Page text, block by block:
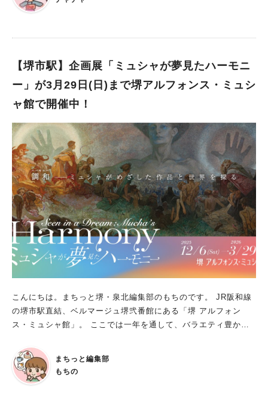
日(日)、23日(月祝)、28日(土)） 場所：浜寺公園 ばら庭園 時
と足早く春の気配を運んでくれていますよ。 梅の季節を満喫し
庭園”。 今だけ、梅の花を楽しむことができます！ ぜひ、梅の花
を愛でて、春の訪れを感じてみてはいかがでしょうか？ ※画像
【堺市駅】企画展「ミュシャが夢見たハーモニ
ー」が3月29日(日)まで堺アルフォンス・ミュシ
ャ館で開催中！
こんにちは。まちっと堺・泉北編集部のもちのです。 JR阪和線
の堺市駅直結、ベルマージュ堺弐番館にある「堺 アルフォン
ス・ミュシャ館」。 ここでは一年を通して、バラエティ豊かな
展をご紹介しますよ！ 企画展「ミュシャが夢見たハーモニー」
期間：2025年12月6日(土) 〜 2026年3月29日(日) 時間：9:30～1
7:15（入館は16：30まで） 休館日：月曜日（休日の場合は開
まちっと編集部
もちの